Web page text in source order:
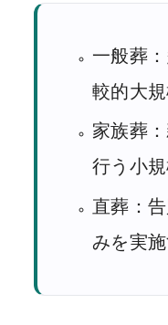
一般葬
較的大
家族葬
行う小
直葬：
みを実